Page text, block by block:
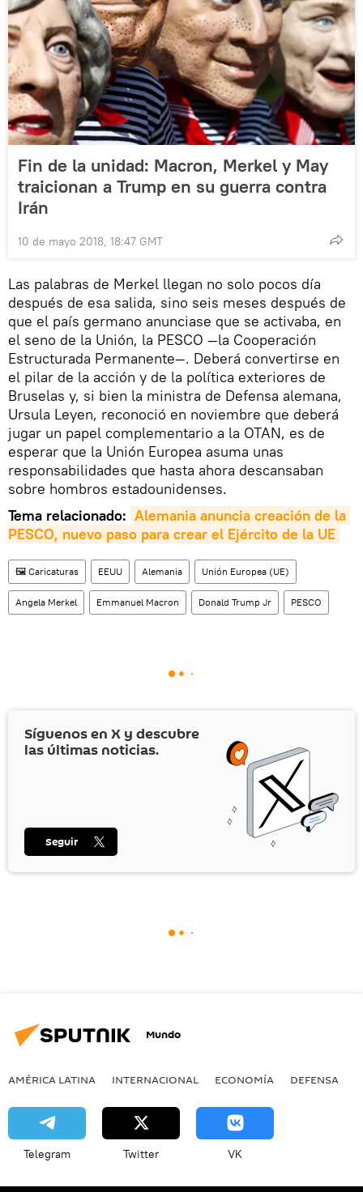
Fin de la unidad: Macron, Merkel y May
traicionan a Trump en su guerra contra
Irán
10 de mayo 2018, 18:47 GMT
Las palabras de Merkel llegan no solo pocos día
después de esa salida, sino seis meses después de
que el país germano anunciase que se activaba, en
el seno de la Unión, la PESCO —la Cooperación
Estructurada Permanente—. Deberá convertirse en
el pilar de la acción y de la política exteriores de
Bruselas y, si bien la ministra de Defensa alemana,
Ursula Leyen, reconoció en noviembre que deberá
jugar un papel complementario a la OTAN, es de
esperar que la Unión Europea asuma unas
responsabilidades que hasta ahora descansaban
sobre hombros estadounidenses.
Tema relacionado: Alemania anuncia creación de la
PESCO, nuevo paso para crear el Ejército de la UE
🖼️ Caricaturas EEUU Alemania Unión Europea (UE)
Angela Merkel Emmanuel Macron Donald Trump Jr PESCO
Síguenos en X y descubre
las últimas noticias.
Seguir
Mundo
AMÉRICA LATINA INTERNACIONAL ECONOMÍA DEFENSA
Telegram Twitter VK